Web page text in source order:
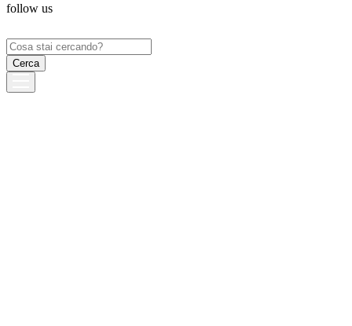
follow us
Ricerca
per: